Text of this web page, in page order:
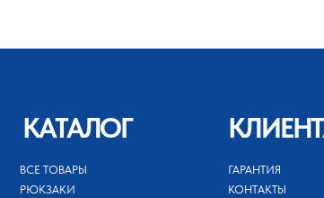
КАТАЛОГ КЛИЕНТАМ
СУМКИ
ТОВАРЫ
ДЕТИ 3+ ДОСТАВКА
ВОЗВРАТ